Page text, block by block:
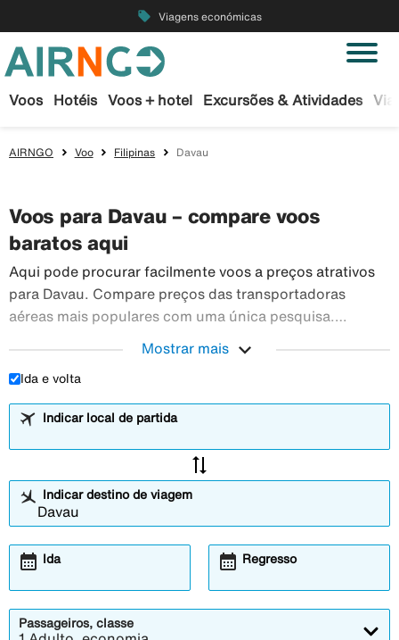
local_offer Viagens económicas
Voos Hotéis Voos + hotel Excursões & Atividades
AIRNGO Voo Filipinas Davau
Voos para Davau – compare voos
baratos aqui
Aqui pode procurar facilmente voos a preços atrativos
para Davau. Compare preços das transportadoras
aéreas mais populares com uma única pesquisa.
mundo.Aqui pode procurar facilmente voos a preços
Mostrar mais expand_more
Ida e volta
Indicar local de partida
sync_alt
Indicar destino de viagem
Ida
calendar_month Regresso
calendar_month
Passageiros, classe